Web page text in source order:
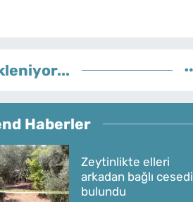
Haberler
Zeytinlikte elleri
arkadan bağlı cesedi
bulundu